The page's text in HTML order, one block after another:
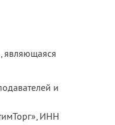
являющаяся
и
ИНН